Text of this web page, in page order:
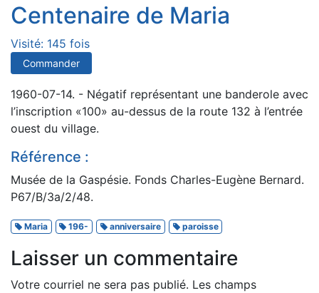
Centenaire de Maria
Visité: 145 fois
Commander
1960-07-14. - Négatif représentant une banderole avec
l’inscription «100» au-dessus de la route 132 à l’entrée
ouest du village.
Référence :
Musée de la Gaspésie. Fonds Charles-Eugène Bernard.
P67/B/3a/2/48.
Maria 196- anniversaire paroisse
Laisser un commentaire
Votre courriel ne sera pas publié. Les champs